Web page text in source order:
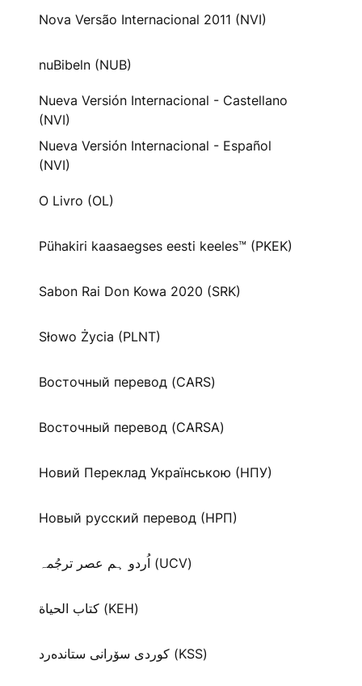
Nova Versão Internacional 2011 (NVI)
nuBibeln (NUB)
Nueva Versión Internacional - Castellano
(NVI)
Nueva Versión Internacional - Español
(NVI)
O Livro (OL)
Pühakiri kaasaegses eesti keeles™ (PKEK)
Sabon Rai Don Kowa 2020 (SRK)
Słowo Życia (PLNT)
Восточный перевод (CARS)
Восточный перевод (CARSA)
Новий Переклад Українською (НПУ)
Новый русский перевод (НРП)
اُردو ہم عصر ترجُمہ (UCV)
كتاب الحياة (KEH)
كوردی سۆرانی ستانده‌رد (KSS)